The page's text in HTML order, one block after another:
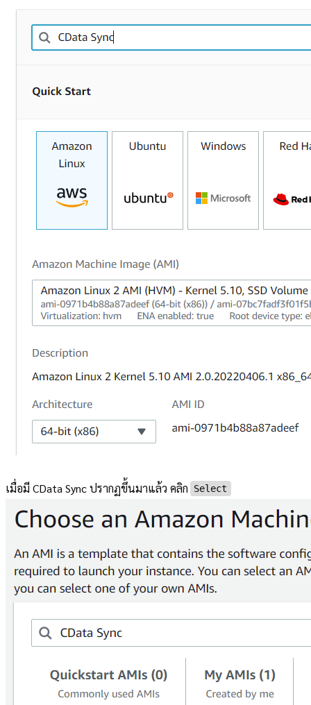
เมื่อมี CData Sync ปรากฏขึ้นมาแล้ว คลิก Select